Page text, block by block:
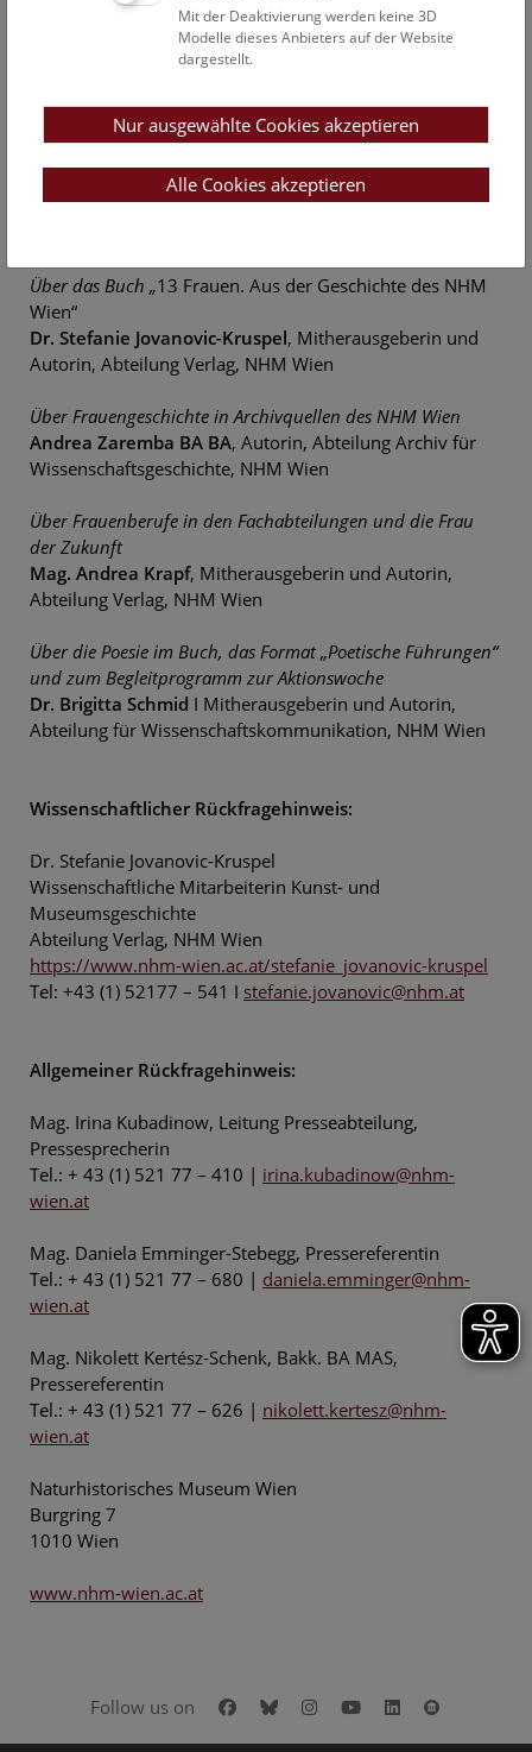
Die Sprecherinnen sind:
Begrüßung und Einleitung
Dr. Katrin Vohland, Generaldirektorin, NHM Wien
Über die Bedeutung von Frauenforschung an
Naturkundlichen Museen
Über das Buch „13 Frauen. Aus der Geschichte des NHM
Wien“
Dr. Stefanie Jovanovic-Kruspel, Mitherausgeberin und
Autorin, Abteilung Verlag, NHM Wien
Über Frauengeschichte in Archivquellen des NHM Wien
Andrea Zaremba BA BA, Autorin, Abteilung Archiv für
Wissenschaftsgeschichte, NHM Wien
Über Frauenberufe in den Fachabteilungen und die Frau
der Zukunft
Mag. Andrea Krapf, Mitherausgeberin und Autorin,
Abteilung Verlag, NHM Wien
Über die Poesie im Buch, das Format „Poetische Führungen“
und zum Begleitprogramm zur Aktionswoche
Dr. Brigitta Schmid I Mitherausgeberin und Autorin,
Abteilung für Wissenschaftskommunikation, NHM Wien
Wissenschaftlicher Rückfragehinweis:
Dr. Stefanie Jovanovic-Kruspel
Wissenschaftliche Mitarbeiterin Kunst- und
Museumsgeschichte
Abteilung Verlag, NHM Wien
https://www.nhm-wien.ac.at/stefanie_jovanovic-kruspel
Tel: +43 (1) 52177 – 541 I stefanie.jovanovic@nhm.at
Allgemeiner Rückfragehinweis:
Mag. Irina Kubadinow, Leitung Presseabteilung,
Pressesprecherin
Tel.: + 43 (1) 521 77 – 410 | irina.kubadinow@nhm-
wien.at
Mag. Daniela Emminger-Stebegg, Pressereferentin
Tel.: + 43 (1) 521 77 – 680 | daniela.emminger@nhm-
wien.at
Mag. Nikolett Kertész-Schenk, Bakk. BA MAS,
Pressereferentin
Tel.: + 43 (1) 521 77 – 626 | nikolett.kertesz@nhm-
wien.at
Naturhistorisches Museum Wien
Burgring 7
1010 Wien
www.nhm-wien.ac.at
Follow us on Facebook
BlueskyInstagram
YoutubeLinkedIn
Mit der Deaktivierung werden keine 3D
Modelle dieses Anbieters auf der Website
dargestellt.
Nur ausgewählte Cookies akzeptieren
Alle Cookies akzeptieren